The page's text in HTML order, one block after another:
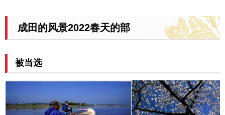
成田的风景2022春天的部
被当选